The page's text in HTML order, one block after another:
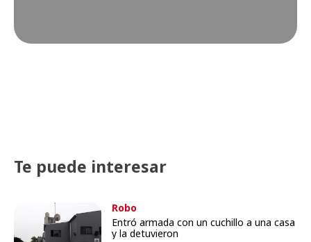
Te puede interesar
Robo
Entró armada con un cuchillo a una casa
y la detuvieron